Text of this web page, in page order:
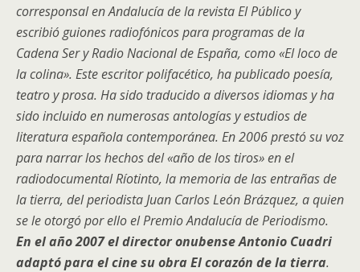
corresponsal en Andalucía de la revista El Público y
escribió guiones radiofónicos para programas de la
Cadena Ser y Radio Nacional de España, como «El loco de
la colina». Este escritor polifacético, ha publicado poesía,
teatro y prosa. Ha sido traducido a diversos idiomas y ha
sido incluido en numerosas antologías y estudios de
literatura española contemporánea. En 2006 prestó su voz
para narrar los hechos del «año de los tiros» en el
radiodocumental Ríotinto, la memoria de las entrañas de
la tierra, del periodista Juan Carlos León Brázquez, a quien
se le otorgó por ello el Premio Andalucía de Periodismo.
En el año 2007 el director onubense Antonio Cuadri
adaptó para el cine su obra El corazón de la tierra.